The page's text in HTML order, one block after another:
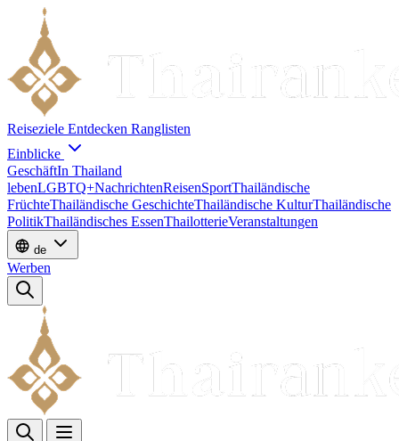
Reiseziele Entdecken Ranglisten
Einblicke
GeschäftIn Thailand
lebenLGBTQ+NachrichtenReisenSportThailändische
FrüchteThailändische GeschichteThailändische KulturThailändische
PolitikThailändisches EssenThailotterieVeranstaltungen
de
Werben